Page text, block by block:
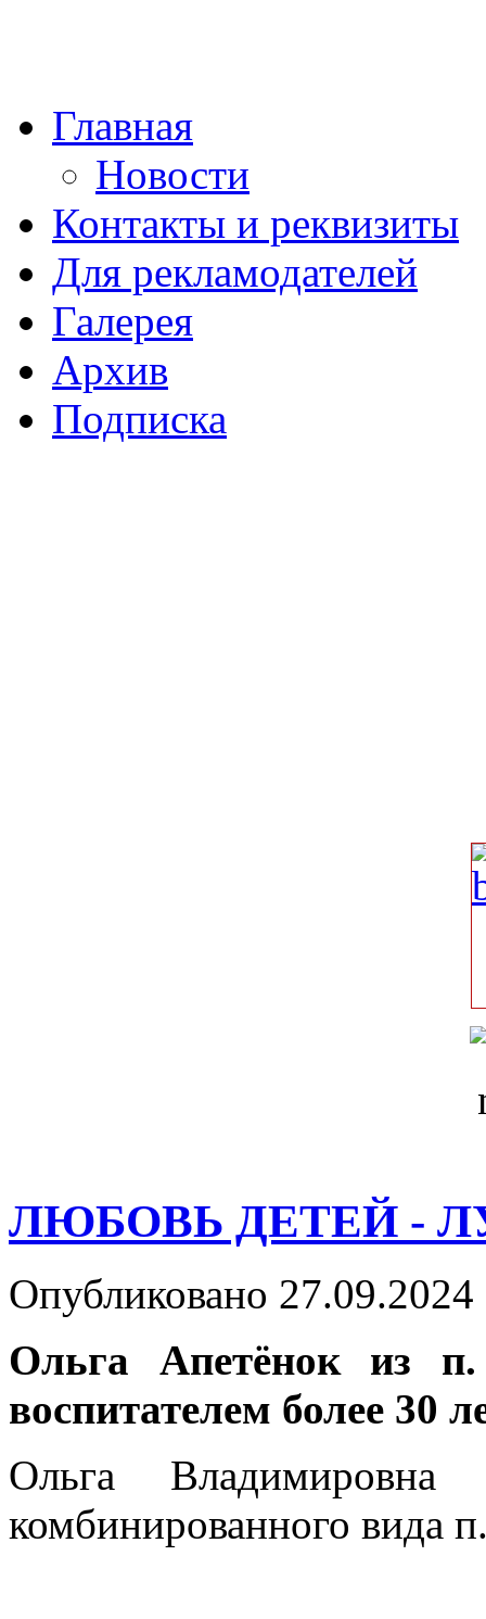
Главная
Новости
Контакты и реквизиты
Для рекламодателей
Галерея
Архив
Подписка
ЛЮБОВЬ ДЕТЕЙ -
Опубликовано
Ольга Апетёнок из
воспитателем более 30
Ольга
комбинированного вида